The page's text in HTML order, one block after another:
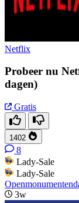
Netflix
Probeer nu
dagen)
Gratis
1402
8
Lady-Sale
Lady-Sale
3w